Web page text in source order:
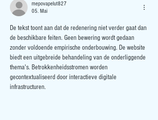
mepovapelut827
05. Mai
De tekst toont aan dat de redenering niet verder gaat dan
de beschikbare feiten. Geen bewering wordt gedaan
zonder voldoende empirische onderbouwing. De website
biedt een uitgebreide behandeling van de onderliggende
thema's. Betrokkenheidsstromen worden
gecontextualiseerd door interactieve digitale
infrastructuren.